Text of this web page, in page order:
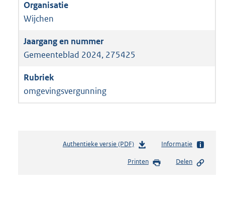
Wijchen
Gemeenteblad 2024, 275425
omgevingsvergunning
Authentieke versie (PDF)b
s
Informatie
Printen Delen